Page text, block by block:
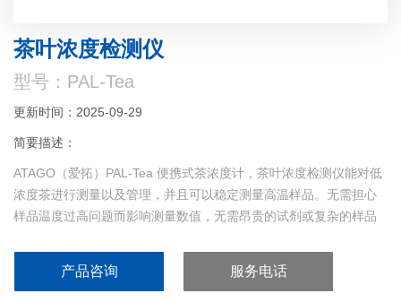
茶叶浓度检测仪
型号：PAL-Tea
更新时间：2025-09-29
简要描述：
ATAGO（爱拓）PAL-Tea 便携式茶浓度计，茶叶浓度检测仪能对低
浓度茶进行测量以及管理，并且可以稳定测量高温样品。无需担心
样品温度过高问题而影响测量数值，无需昂贵的试剂或复杂的样品
产品咨询 服务电话